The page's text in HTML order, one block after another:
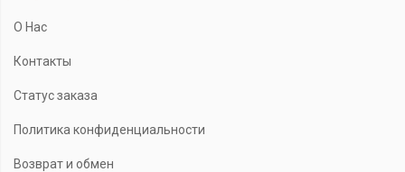
О Нас
Контакты
Статус заказа
Политика конфиденциальности
Возврат и обмен